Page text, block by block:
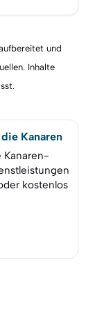
und
Inhalte
Kanaren
Kanaren-
kostenlos